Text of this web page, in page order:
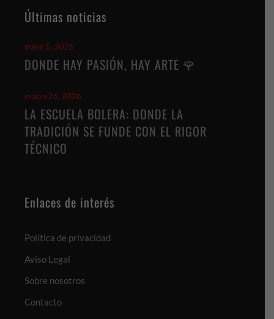
Últimas noticias
mayo 5, 2026
DONDE HAY PASIÓN, HAY ARTE 🌹
marzo 26, 2026
LA ESCUELA BOLERA: DONDE LA
TRADICIÓN SE FUNDE CON EL RIGOR
TÉCNICO
Enlaces de interés
Política de privacidad
Aviso Legal
Sobre nosotros
Contacto